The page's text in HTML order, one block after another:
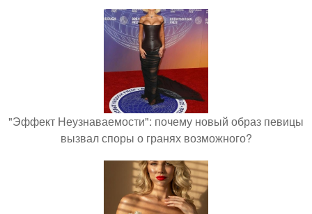
"Эффект Неузнаваемости": почему новый образ певицы
вызвал споры о гранях возможного?